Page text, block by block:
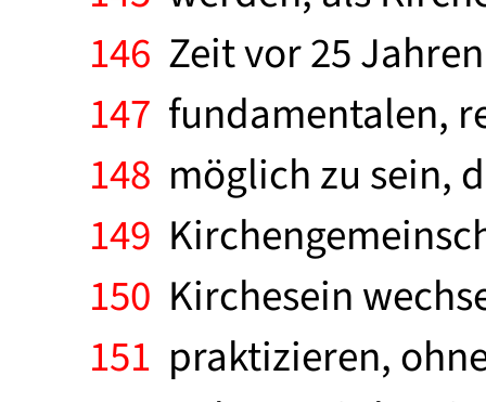
146 Zeit vor 25
147 fundamentalen,
148 möglich zu sein,
149
150 Kirchesein
151 praktizieren,